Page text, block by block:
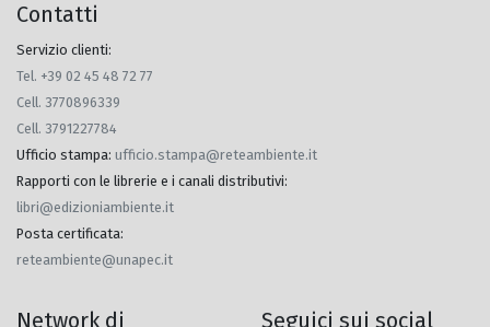
Contatti
Servizio clienti:
Tel. +39 02 45 48 72 77
Cell. 3770896339
Cell. 3791227784
Ufficio stampa: ufficio.stampa@reteambiente.it
Rapporti con le librerie e i canali distributivi:
libri@edizioniambiente.it
Posta certificata:
reteambiente@unapec.it
Network di Seguici sui social